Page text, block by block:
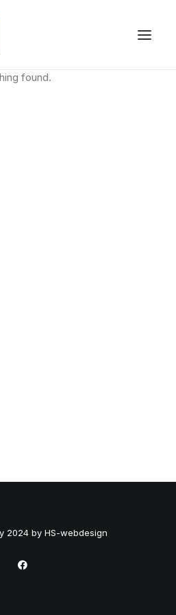
found.
2024 by HS-webdesign